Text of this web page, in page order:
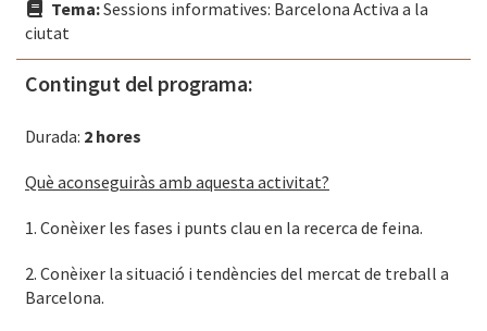
Tema:Sessions informatives: Barcelona Activa a la
ciutat
Contingut del programa:
Durada: 2 hores
Què aconseguiràs amb aquesta activitat?
1. Conèixer les fases i punts clau en la recerca de feina.
2. Conèixer la situació i tendències del mercat de treball a
Barcelona.